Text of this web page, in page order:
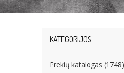
KATEGORIJOS
Prekių katalogas (1748)